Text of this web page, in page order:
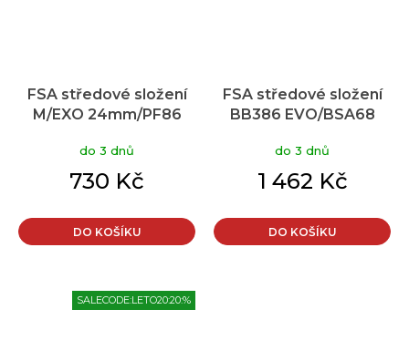
FSA středové složení
M/EXO 24mm/PF86
do 3 dnů
730 Kč
DO KOŠÍKU
FSA středové složení
BB386 EVO/BSA68
do 3 dnů
1 462 Kč
DO KOŠÍKU
SALECODE:LETO20:20:%